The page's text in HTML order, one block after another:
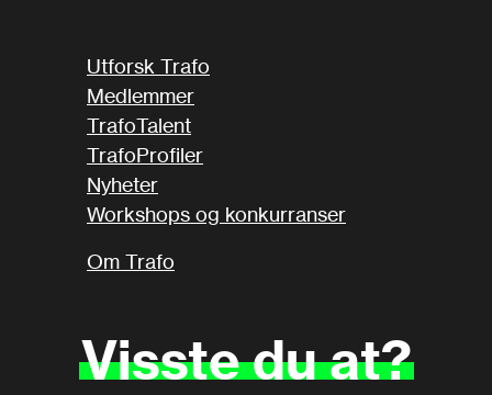
Utforsk Trafo
Medlemmer
TrafoTalent
TrafoProfiler
Nyheter
Workshops og konkurranser
Om Trafo
Vissteduat?